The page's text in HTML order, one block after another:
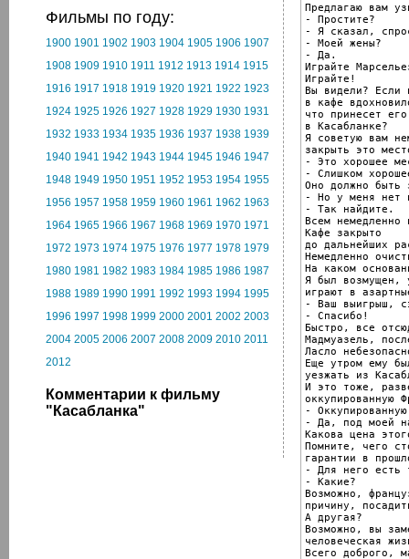
Фильмы по году:
1900 1901 1902 1903 1904 1905 1906 1907
1908 1909 1910 1911 1912 1913 1914 1915
1916 1917 1918 1919 1920 1921 1922 1923
1924 1925 1926 1927 1928 1929 1930 1931
1932 1933 1934 1935 1936 1937 1938 1939
1940 1941 1942 1943 1944 1945 1946 1947
1948 1949 1950 1951 1952 1953 1954 1955
1956 1957 1958 1959 1960 1961 1962 1963
1964 1965 1966 1967 1968 1969 1970 1971
1972 1973 1974 1975 1976 1977 1978 1979
1980 1981 1982 1983 1984 1985 1986 1987
1988 1989 1990 1991 1992 1993 1994 1995
1996 1997 1998 1999 2000 2001 2002 2003
2004 2005 2006 2007 2008 2009 2010 2011
2012
Комментарии к фильму
"Касабланка"
Предлагаю вам
- Простите?
- Я сказал,
- Моей жены?
- Да.
Играйте
Играйте!
Вы видели? Если
в кафе
что принесет
в Касабланке?
Я советую вам
закрыть это
- Это хорошее
- Слишком
Оно должно быть
- Но у меня нет
- Так найдите.
Всем немедленно
Кафе закрыто
до дальнейших
Немедленно
На каком
Я был возмущен,
играют в
- Ваш выигрыш,
- Спасибо!
Быстро, все
Мадмуазель,
Ласло
Еще утром ему
уезжать из
И это тоже,
оккупированную
-
- Да, под моей
Какова цена
Помните, чего
гарантии в
- Для него есть
- Какие?
Возможно,
причину,
А другая?
Возможно, вы
человеческая
Всего доброго,